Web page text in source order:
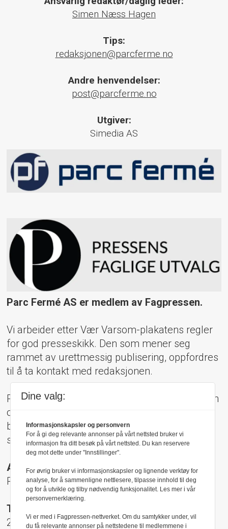
Simen Næss Hagen
Tips:
redaksjonen@parcferme.no
Andre henvendelser:
post@parcferme.no
Utgiver:
Simedia AS
Parc Fermé AS er medlem av Fagpressen.
Vi arbeider etter Vær Varsom-plakatens regler
for god presseskikk. Den som mener seg
rammet av urettmessig publisering, oppfordres
til å ta kontakt med redaksjonen.
Pressens Faglige Utvalg (PFU) er et klageorgan
oppnevnt av Norsk Presseforbund som
behandler klager mot mediene i presseetiske
spørsmål.
Adresse:
Rådhusgt 17, 0158 Oslo
Telefon:
22 40 50 40
Dine valg:
Informasjonskapsler og personvern
For å gi deg relevante annonser på vårt nettsted bruker vi
informasjon fra ditt besøk på vårt nettsted. Du kan reservere
deg mot dette under "Innstillinger".
For øvrig bruker vi informasjonskapsler og lignende verktøy for
analyse, for å sammenligne nettlesere, tilpasse innhold til deg
og for å utvikle og tilby nødvendig funksjonalitet. Les mer i vår
personvernerklæring.
Vi er med i Fagpressen-nettverket. Om du samtykker under, vil
du få relevante annonser på nettstedene til medlemmene i